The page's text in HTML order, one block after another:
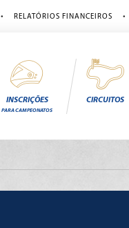
• RELATÓRIOS FINANCEIROS •
INSCRIÇÕES
PARA CAMPEONATOS
CIRCUITOS